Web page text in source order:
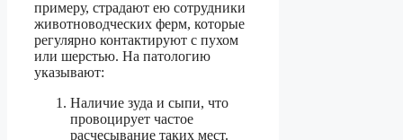
примеру, страдают ею сотрудники
животноводческих ферм, которые
регулярно контактируют с пухом
или шерстью. На патологию
указывают:
Наличие зуда и сыпи, что
провоцирует частое
расчесывание таких мест.